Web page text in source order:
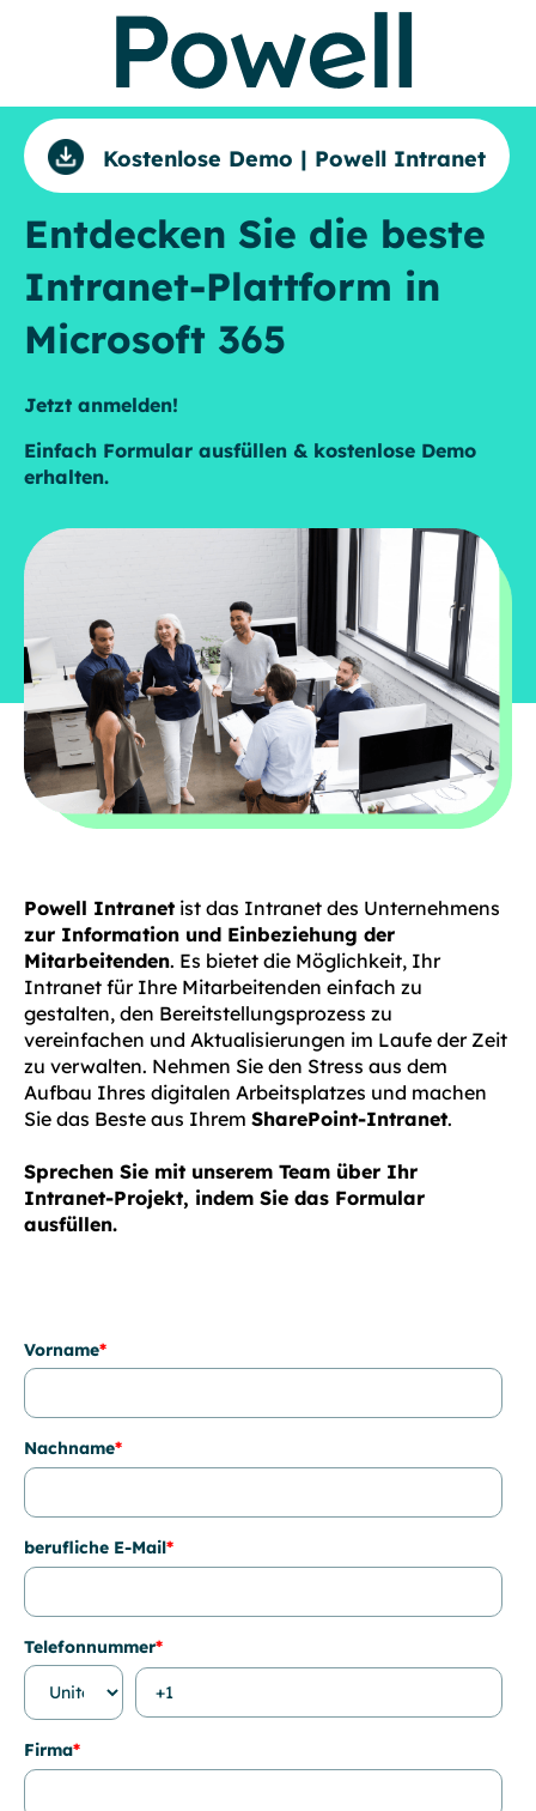
Kostenlose Demo | Powell Intranet
Entdecken Sie die beste
Intranet-Plattform in
Microsoft 365
Jetzt anmelden!
Einfach Formular ausfüllen & kostenlose Demo
erhalten.
Powell Intranet ist das Intranet des Unternehmens
zur Information und Einbeziehung der
Mitarbeitenden. Es bietet die Möglichkeit, Ihr
Intranet für Ihre Mitarbeitenden einfach zu
gestalten, den Bereitstellungsprozess zu
vereinfachen und Aktualisierungen im Laufe der Zeit
zu verwalten. Nehmen Sie den Stress aus dem
Aufbau Ihres digitalen Arbeitsplatzes und machen
Sie das Beste aus Ihrem SharePoint-Intranet.
Sprechen Sie mit unserem Team über Ihr
Intranet-Projekt, indem Sie das Formular
ausfüllen.
Vorname*
Nachname*
berufliche E-Mail*
Telefonnummer*
Firma*